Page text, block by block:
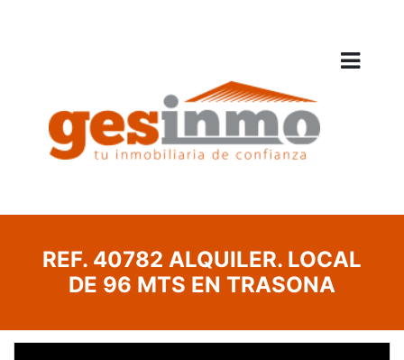
REF. 40782 ALQUILER. LOCAL
DE 96 MTS EN TRASONA